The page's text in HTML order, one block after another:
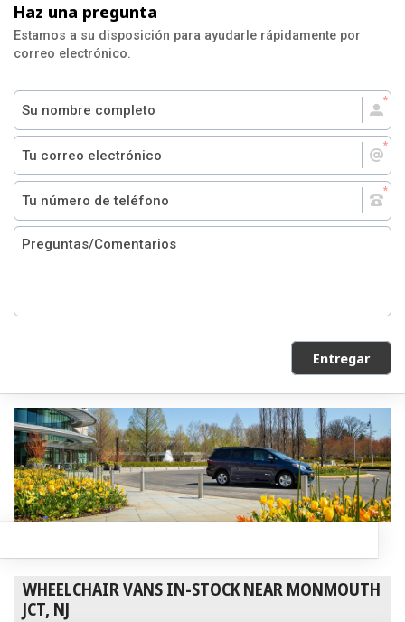
Haz una pregunta
Estamos a su disposición para ayudarle rápidamente por
correo electrónico.
Entregar
WHEELCHAIR VANS IN-STOCK NEAR MONMOUTH
JCT, NJ